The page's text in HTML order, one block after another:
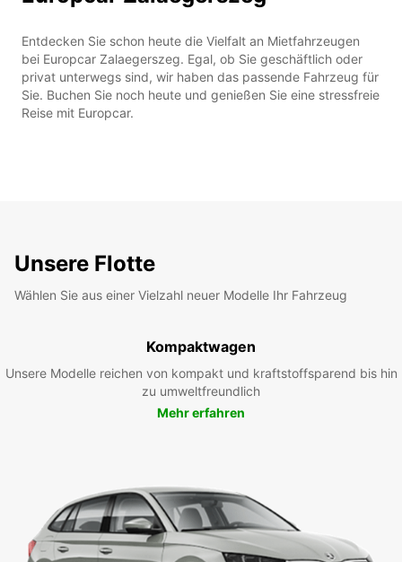
Entdecken Sie schon heute die Vielfalt an Mietfahrzeugen
bei Europcar Zalaegerszeg. Egal, ob Sie geschäftlich oder
privat unterwegs sind, wir haben das passende Fahrzeug für
Sie. Buchen Sie noch heute und genießen Sie eine stressfreie
Reise mit Europcar.
Unsere Flotte
Wählen Sie aus einer Vielzahl neuer Modelle Ihr Fahrzeug
Kompaktwagen
Unsere Modelle reichen von kompakt und kraftstoffsparend bis hin
zu umweltfreundlich
Mehr erfahren